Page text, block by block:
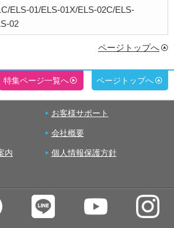
ELS-01/ELS-01X/ELS-02C/ELS-
02
ページトップへ
特集ページ一覧へ ページトップへ
お客様サポート
会社概要
内 個人情報保護方針